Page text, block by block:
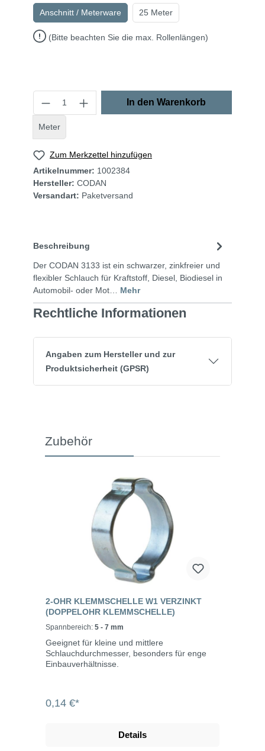
Anschnitt / Meterware 25 Meter
(Bitte beachten Sie die max. Rollenlängen)
Meter
In den Warenkorb
Zum Merkzettel hinzufügen
Artikelnummer: 1002384
Hersteller: CODAN
Versandart: Paketversand
Beschreibung
Der CODAN 3133 ist ein schwarzer, zinkfreier und
flexibler Schlauch für Kraftstoff, Diesel, Biodiesel in
Automobil- oder Mot… Mehr
Rechtliche Informationen
Angaben zum Hersteller und zur
Produktsicherheit (GPSR)
Zubehör
2-OHR KLEMMSCHELLE W1 VERZINKT
(DOPPELOHR KLEMMSCHELLE)
Spannbereich: 5 - 7 mm
Geeignet für kleine und mittlere
Schlauchdurchmesser, besonders für enge
Einbauverhältnisse.
0,14 €*
Details